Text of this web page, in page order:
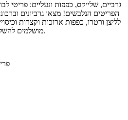
גרביים, שלייקס, כפפות ונעליים: פריטי
הפריטים הנלבשים! מצאו גרביונים
לליצן ורטרו, כפפות ארוכות וקצרות
מושלמים להשלמת הלוק הקלאסי או הדרמטי.
פריטים 1